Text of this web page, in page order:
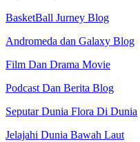
BasketBall Jurney Blog
Andromeda dan Galaxy Blog
Film Dan Drama Movie
Podcast Dan Berita Blog
Seputar Dunia Flora Di Dunia
Jelajahi Dunia Bawah Laut